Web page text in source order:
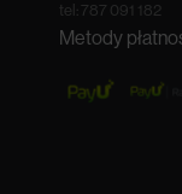
tel: 787 091 182
Metody